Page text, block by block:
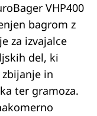
VHP400
bagrom z
za izvajalce
del, ki
in
ter gramoza.